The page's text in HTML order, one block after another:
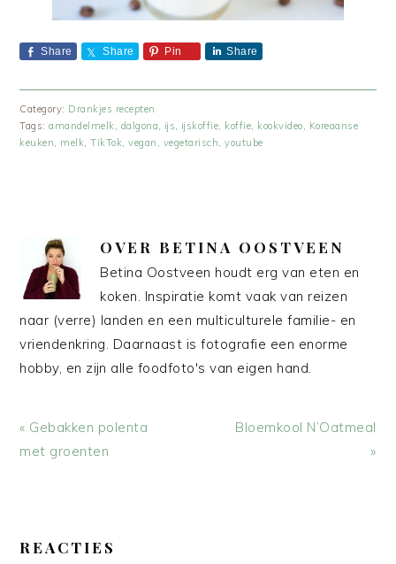
Share Share Pin Share
Category: Drankjes recepten
Tags:amandelmelk dalgona ijs ijskoffie koffie kookvideo
Koreaanse
keuken
melk ,TikTok ,vegan vegetarisch ,youtube
OVER BETINA OOSTVEEN
Betina Oostveen houdt erg van eten en
koken. Inspiratie komt vaak van reizen
naar (verre) landen en een multiculturele familie- en
vriendenkring. Daarnaast is fotografie een enorme
hobby, en zijn alle foodfoto's van eigen hand.
Vorig
bericht:
« Gebakken polenta
met groenten
Volgend
Bloemkool N’Oatmeal
»
INTERACTIES
REACTIES